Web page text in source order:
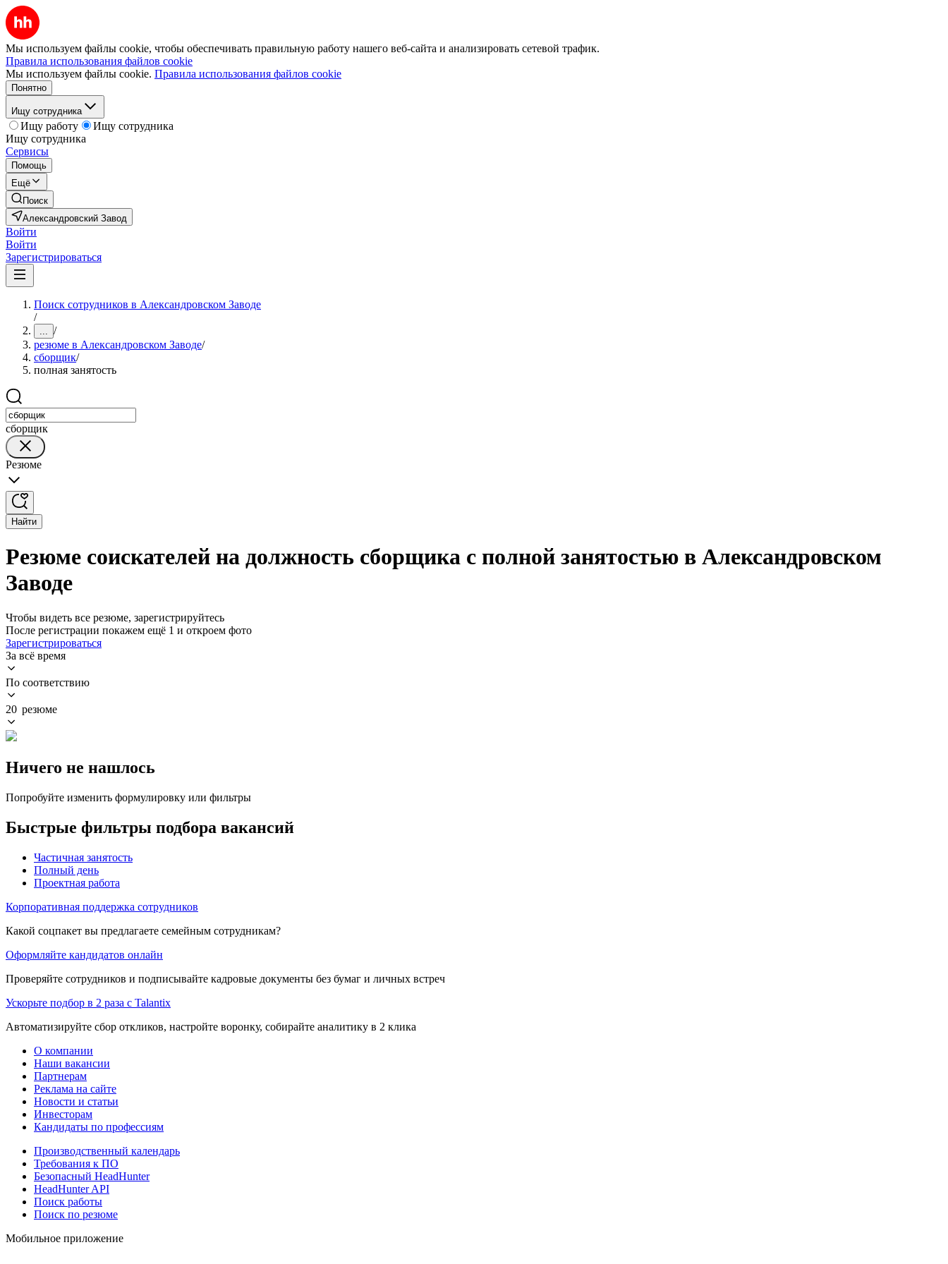
Мы используем файлы cookie, чтобы обеспечивать правильную работу нашего веб-сайта и анализировать сетевой трафик.
Правила использования файлов cookie
Мы используем файлы cookie. Правила использования файлов cookie
Понятно
Ищу сотрудника
Ищу работу
Ищу сотрудника
Ищу сотрудника
Сервисы
Помощь
Ещё
Поиск
Александровский Завод
Войти
Войти
Зарегистрироваться
Поиск сотрудников в Александровском Заводе
/
... /
резюме в Александровском Заводе/
сборщик/
полная занятость
сборщик
Резюме
Найти
Резюме соискателей на должность сборщика с полной занятостью в Александровском
Заводе
Чтобы видеть все резюме, зарегистрируйтесь
После регистрации покажем ещё 1 и откроем фото
Зарегистрироваться
За всё время
По соответствию
20 резюме
Ничего не нашлось
Попробуйте изменить формулировку или фильтры
Быстрые фильтры подбора вакансий
Частичная занятость
Полный день
Проектная работа
Корпоративная поддержка сотрудников
Какой соцпакет вы предлагаете семейным сотрудникам?
Оформляйте кандидатов онлайн
Проверяйте сотрудников и подписывайте кадровые документы без бумаг и личных встреч
Ускорьте подбор в 2 раза с Talantix
Автоматизируйте сбор откликов, настройте воронку, собирайте аналитику в 2 клика
О компании
Наши вакансии
Партнерам
Реклама на сайте
Новости и статьи
Инвесторам
Кандидаты по профессиям
Производственный календарь
Требования к ПО
Безопасный HeadHunter
HeadHunter API
Поиск работы
Поиск по резюме
Мобильное приложение